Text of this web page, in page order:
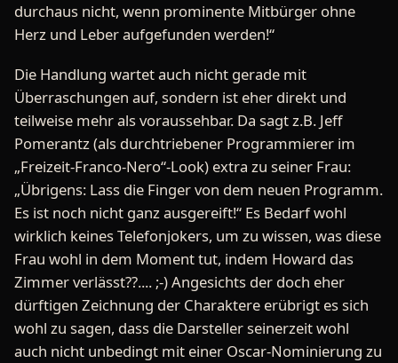
durchaus nicht, wenn prominente Mitbürger ohne
Herz und Leber aufgefunden werden!“
Die Handlung wartet auch nicht gerade mit
Überraschungen auf, sondern ist eher direkt und
teilweise mehr als voraussehbar. Da sagt z.B. Jeff
Pomerantz (als durchtriebener Programmierer im
„Freizeit-Franco-Nero“-Look) extra zu seiner Frau:
„Übrigens: Lass die Finger von dem neuen Programm.
Es ist noch nicht ganz ausgereift!“ Es Bedarf wohl
wirklich keines Telefonjokers, um zu wissen, was diese
Frau wohl in dem Moment tut, indem Howard das
Zimmer verlässt??.... ;-) Angesichts der doch eher
dürftigen Zeichnung der Charaktere erübrigt es sich
wohl zu sagen, dass die Darsteller seinerzeit wohl
auch nicht unbedingt mit einer Oscar-Nominierung zu